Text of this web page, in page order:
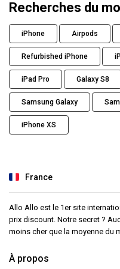
Recherches du
iPhone Airpods
Refurbished iPhone
iPad Pro Galaxy S8
Samsung Galaxy
iPhone XS
France
Allo Allo est le 1er site
prix discount. Notre secret ?
moins cher que la moyenne du
À propos